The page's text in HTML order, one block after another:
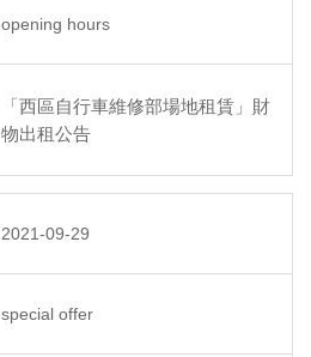
opening hours
「西區自行車維修部場地租賃」財
物出租公告
2021-09-29
special offer